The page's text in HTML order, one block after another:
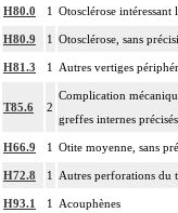
H80.0 1 Otosclérose
H80.9 1 Otosclérose, sans
H81.3 1 Autres vertiges
T85.6 2
Complication
greffes internes précisés
H66.9 1 Otite moyenne, sans
H72.8 1 Autres perforations du
H93.1 1 Acouphènes